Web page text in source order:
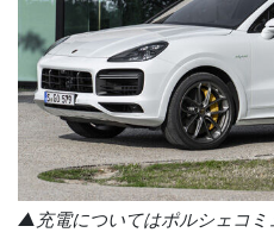
▲充電についてはポルシェコミ